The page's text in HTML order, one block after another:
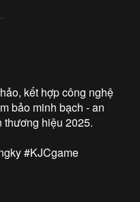
kết hợp công nghệ
bảo minh bạch - an
thương hiệu 2025.
#KJCgame